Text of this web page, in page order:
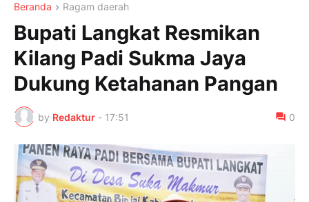
Beranda Ragam daerah
Bupati Langkat Resmikan
Kilang Padi Sukma Jaya
Dukung Ketahanan Pangan
by Redaktur - 17:51 0